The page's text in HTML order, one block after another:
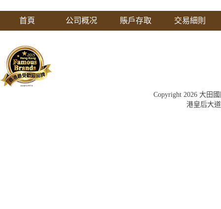
首頁 公司概况 賬戶存取 交易細則
Copyright 2026 大田
港皇后大